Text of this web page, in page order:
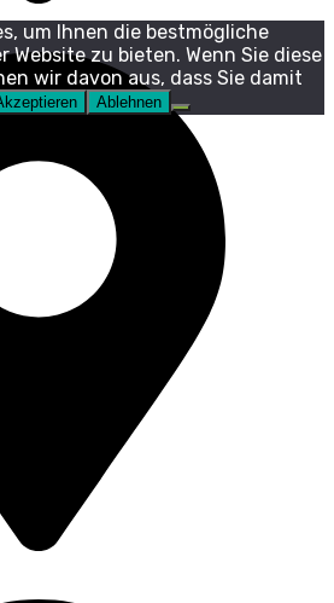
um Ihnen die bestmögliche
zu bieten. Wenn Sie diese
wir davon aus, dass Sie damit
Ablehnen